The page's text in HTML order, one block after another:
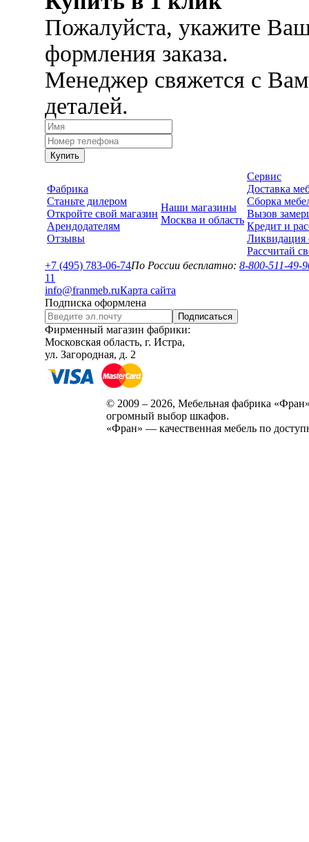
Пожалуйста, укажите
формления заказа.
Менеджер свяжется с
деталей.
Купить
Фабрика
Станьте дилером
Откройте свой магазин
Арендодателям
Отзывы
Наши магазины
Москва и область
Сервис
Доставка
Сборка
Вызов
Кредит и
Ликвидация
Рассчитай
+7 (495) 783-06-74По России бесплатно: 8-800-511-49-
11
info@franmeb.ruКарта сайта
Подписка оформлена
Подписаться
Фирменный магазин фабрики:
Московская область, г. Истра,
ул. Загородная, д. 2
© 2009 – 2026, Мебельная фабрика
огромный выбор шкафов.
«Фран» — качественная мебель по